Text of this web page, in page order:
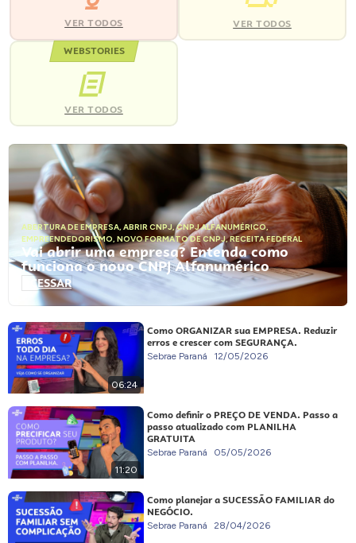
VER TODOS VER TODOS
WEBSTORIES
VER TODOS
ABERTURA DE EMPRESA, ABRIR CNPJ,CNPJ ALFANUMÉRICO,
EMPREENDEDORISMO, NOVO FORMATO DE CNPJ,RECEITA FEDERAL
Vai abrir uma empresa? Entenda como
funciona o novo CNPJ Alfanumérico
ACESSAR
06:24
Como ORGANIZAR sua EMPRESA. Reduzir
erros e crescer com SEGURANÇA.
Sebrae Paraná 12/05/2026
11:20
Como definir o PREÇO DE VENDA. Passo a
passo atualizado com PLANILHA
GRATUITA
Sebrae Paraná 05/05/2026
Como planejar a SUCESSÃO FAMILIAR do
NEGÓCIO.
Sebrae Paraná 28/04/2026